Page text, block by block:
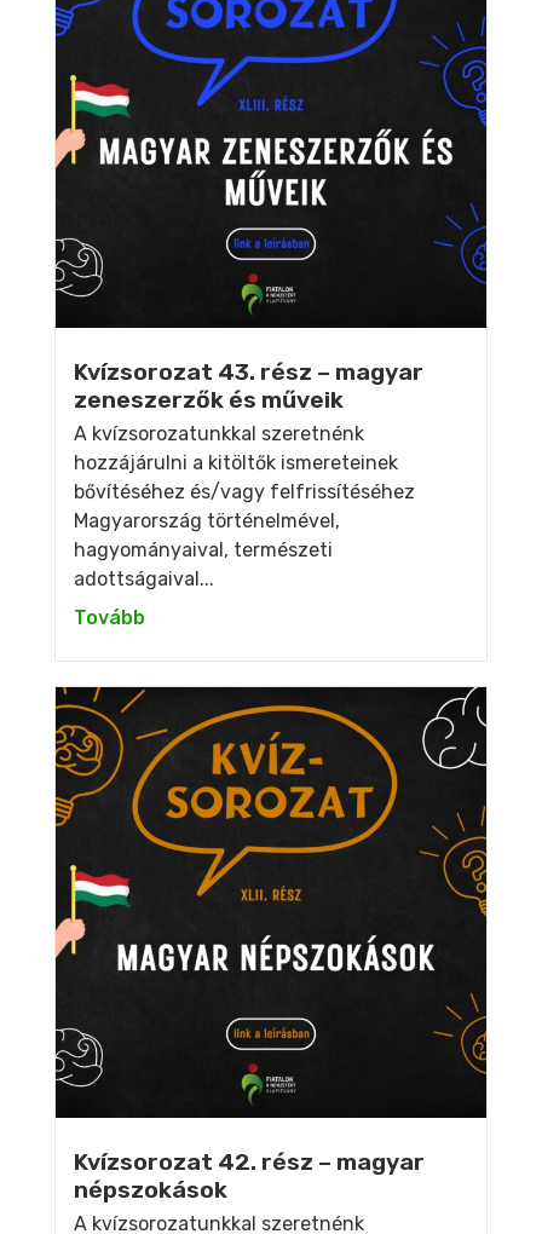
Kvízsorozat 43. rész – magyar
zeneszerzők és műveik
A kvízsorozatunkkal szeretnénk
hozzájárulni a kitöltők ismereteinek
bővítéséhez és/vagy felfrissítéséhez
Magyarország történelmével,
hagyományaival, természeti
adottságaival...
Tovább
Kvízsorozat 42. rész – magyar
népszokások
A kvízsorozatunkkal szeretnénk